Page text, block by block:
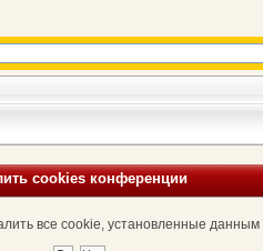
cookies конференции
все cookie, установленные